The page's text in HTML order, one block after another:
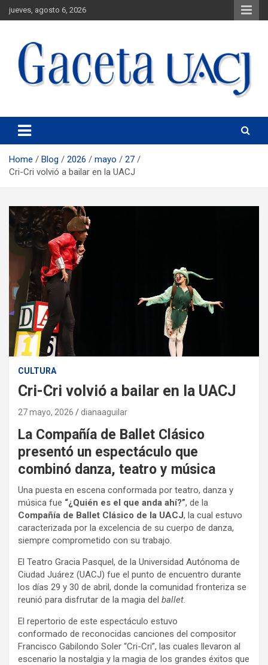
jueves, agosto 6, 2026
Gaceta UACJ
Home Blog 2026 mayo
27
Cri-Cri volvió a bailar en la UACJ
CULTURA
Cri-Cri volvió a bailar en la UACJ
27 mayo, 2026 dianaaguilar
La Compañía de Ballet Clásico
presentó un espectáculo que
combinó danza, teatro y música
Una puesta en escena conformada por teatro, danza y
música fue “¿Quién es el que anda ahí?”, de la
Compañía de Ballet Clásico de la UACJ, la cual estuvo
caracterizada por la excelencia de su cuerpo de danza,
siempre comprometido con su trabajo.
El Teatro Gracia Pasquel, de la Universidad Autónoma de
Ciudad Juárez (UACJ) fue el punto de encuentro durante
los días 29 y 30 de abril, donde la comunidad fronteriza se
reunió para disfrutar de la magia del ballet.
El repertorio de este espectáculo estuvo
conformado de reconocidas canciones del compositor
Francisco Gabilondo Soler “Cri-Cri”, las cuales llevaron al
escenario la nostalgia y la magia de los grandes éxitos que